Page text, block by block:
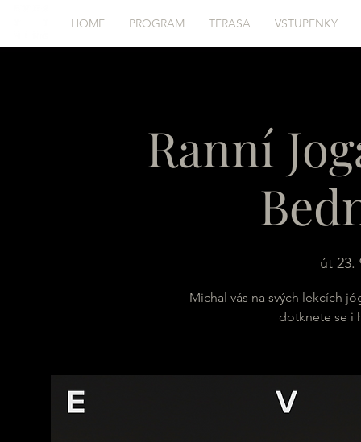
HOME PROGRAM TERASA VSTUPENKY
Ranní
út 23.
Michal vás na svých lekcích
dotknete se i